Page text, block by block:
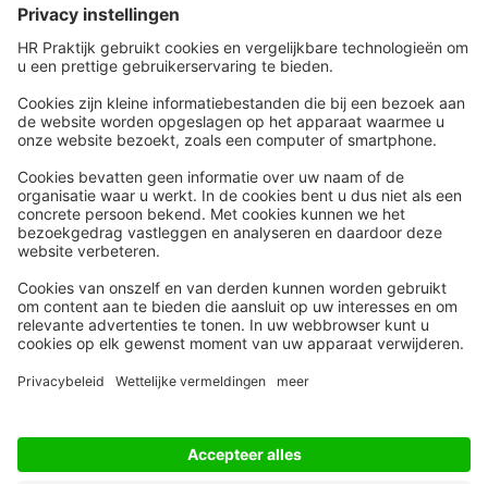
Snel naar
Nieuws
Whitepapers
Webinars
Word lid
Contact
Meer
HR Academy
HR Podcast
CHRO
HR Day
Volg Ons
Alle rechten voorbehouden
Privacyinstellingen